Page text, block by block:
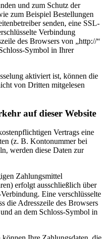
und zum Schutz der
zum Beispiel Bestellungen
senden, eine SSL-
Verbindung
des Browsers von „http://“
Symbol in Ihrer
aktiviert ist, können die
von Dritten mitgelesen
auf dieser Website
Vertrags eine
(z. B. Kontonummer bei
werden diese Daten zur
Zahlungsmittel
erfolgt ausschließlich über
Eine verschlüsselte
die Adresszeile des Browsers
an dem Schloss-Symbol in